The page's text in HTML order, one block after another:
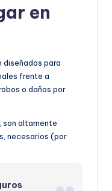
en
diseñados para
frente a
o daños por
son altamente
necesarios (por